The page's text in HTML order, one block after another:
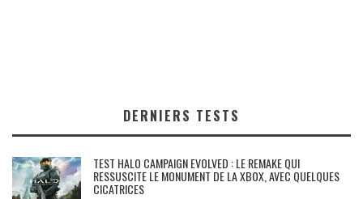
DERNIERS TESTS
TEST HALO CAMPAIGN EVOLVED : LE REMAKE QUI
RESSUSCITE LE MONUMENT DE LA XBOX, AVEC QUELQUES
CICATRICES